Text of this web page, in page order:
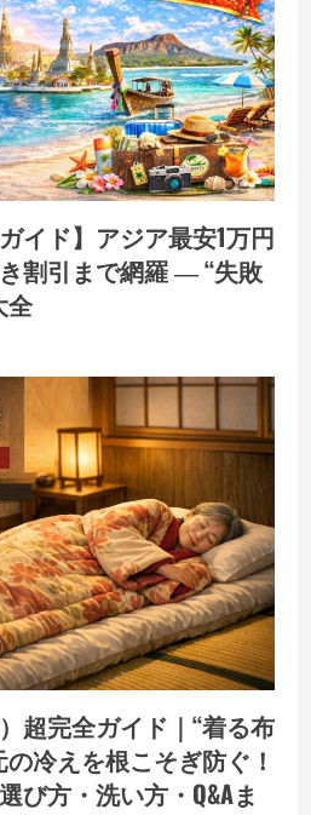
イド】アジア最安1万円
割引まで網羅 ― “失敗
全
超完全ガイド｜“着る布
冷えを根こそぎ防ぐ！
び方・洗い方・Q&Aま